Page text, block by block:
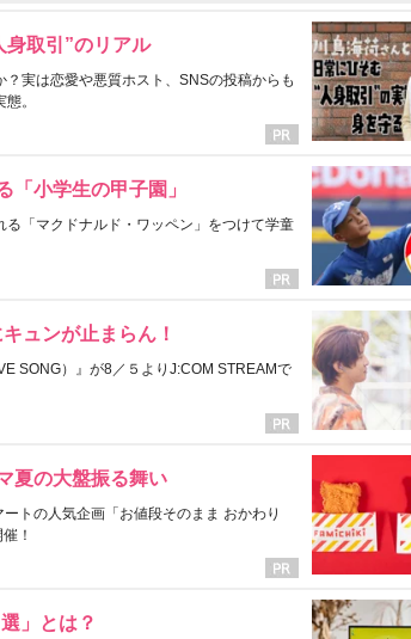
身取引”のリアル
？実は恋愛や悪質ホスト、SNSの投稿からも
。
「小学生の甲子園」
「マクドナルド・ワッペン」をつけて学童
ュンが止まらん！
SONG）』が8／５よりJ:COM STREAMで
夏の大盤振る舞い
トの人気企画「お値段そのまま おかわり
！
」とは？